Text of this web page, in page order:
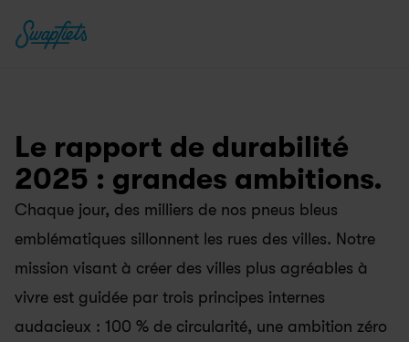
Le rapport de durabilité
2025 : grandes ambitions.
Chaque jour, des milliers de nos pneus bleus
emblématiques sillonnent les rues des villes. Notre
mission visant à créer des villes plus agréables à
vivre est guidée par trois principes internes
audacieux : 100 % de circularité, une ambition zéro